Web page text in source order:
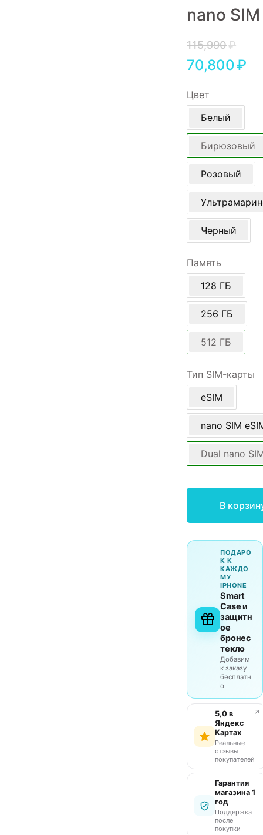
nano SIM
115,990₽
70,800₽
Цвет
Белый
Бирюзовый
Розовый
Черный
Память
128 ГБ
256 ГБ
512 ГБ
Тип SIM-карты
eSIM
nano SIM
Dual nano
В
ПОДАРО
К К
КАЖДО
МУ
IPHONE
Smart
Case и
защитн
ое
бронес
текло
Добавим
к заказу
бесплатн
о
5,0 в
Яндекс
Картах
Реальные
отзывы
покупателей
↗
Гарантия
магазина 1
год
Поддержка
после
покупки